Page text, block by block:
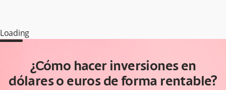
Loading
¿Cómo hacer inversiones en
dólares o euros de forma rentable?